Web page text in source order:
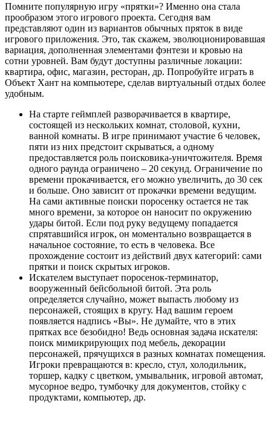
Помните популярную игру «прятки»? Именно она стала
прообразом этого игрового проекта. Сегодня вам
представляют один из вариантов обычных пряток в виде
игрового приложения. Это, так скажем, эволюционировавшая
вариация, дополненная элементами фэнтези и кровью на
сотни уровней. Вам будут доступны различные локации:
квартира, офис, магазин, ресторан, др. Попробуйте играть в
Объект Хант на компьютере, сделав виртуальный отдых более
удобным.
На старте геймплей разворачивается в квартире,
состоящей из нескольких комнат, столовой, кухни,
ванной комнаты. В игре принимают участие 6 человек,
пяти из них предстоит скрываться, а одному
предоставляется роль поисковика-уничтожителя. Время
одного раунда ограничено – 20 секунд. Ограничение по
времени прокачивается, его можно увеличить, до 30 сек
и больше. Оно зависит от прокачки времени ведущим.
На сами активные поиски поросенку остается не так
много времени, за которое он наносит по окружению
удары битой. Если под руку ведущему попадается
спрятавшийся игрок, он моментально возвращается в
начальное состояние, то есть в человека. Все
прохождение состоит из действий двух категорий: сами
прятки и поиск скрытых игроков.
Искателем выступает поросенок-терминатор,
вооруженный бейсбольной битой. Эта роль
определяется случайно, может выпасть любому из
персонажей, стоящих в кругу. Над вашим героем
появляется надпись «Вы». Не думайте, что в этих
прятках все безобидно! Ведь основная задача искателя:
поиск мимикрирующих под мебель, декорации
персонажей, прячущихся в разных комнатах помещения.
Игроки превращаются в: кресло, стул, холодильник,
торшер, кадку с цветком, умывальник, игровой автомат,
мусорное ведро, тумбочку для документов, стойку с
продуктами, компьютер, др.